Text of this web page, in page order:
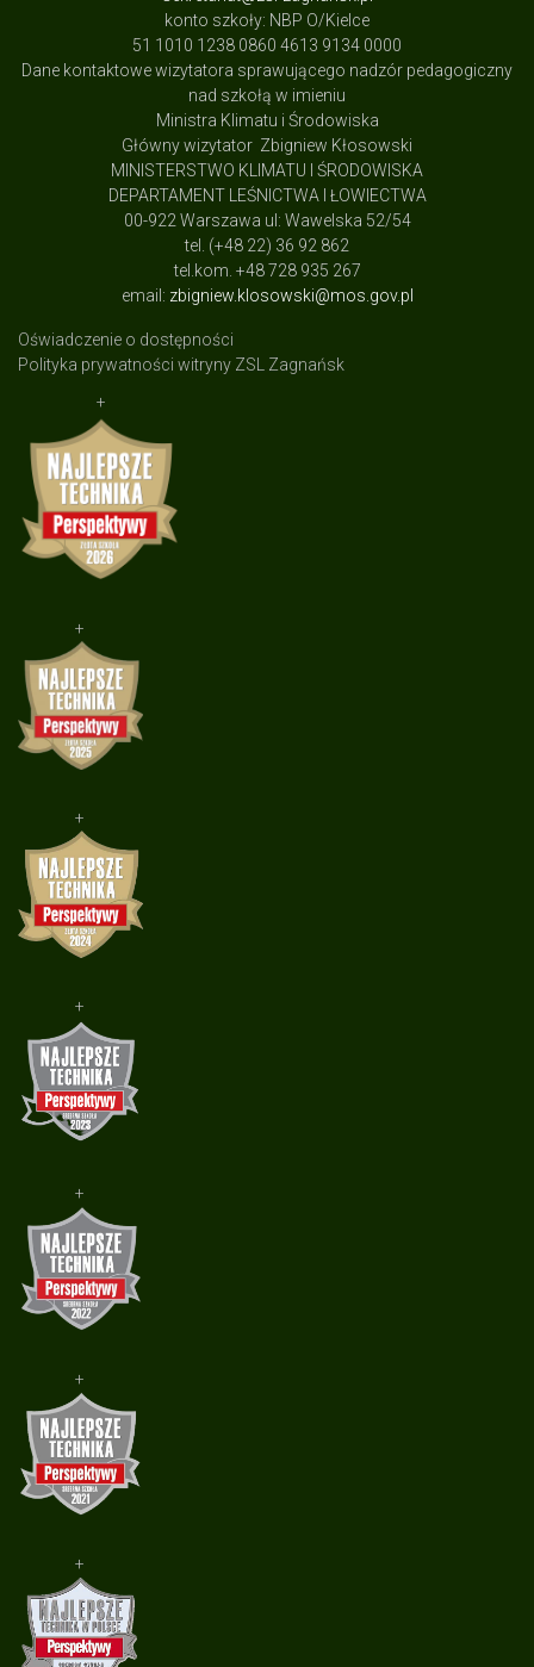
konto szkoły: NBP O/Kielce
51 1010 1238 0860 4613 9134 0000
Dane kontaktowe wizytatora sprawującego nadzór pedagogiczny
nad szkołą w imieniu
Ministra Klimatu i Środowiska
Główny wizytator Zbigniew Kłosowski
MINISTERSTWO KLIMATU I ŚRODOWISKA
DEPARTAMENT LEŚNICTWA I ŁOWIECTWA
00-922 Warszawa ul: Wawelska 52/54
tel. (+48 22) 36 92 862
tel.kom. +48 728 935 267
email: zbigniew.klosowski@mos.gov.pl
Oświadczenie o dostępności
Polityka prywatności witryny ZSL Zagnańsk
+
+
+
+
+
+
+